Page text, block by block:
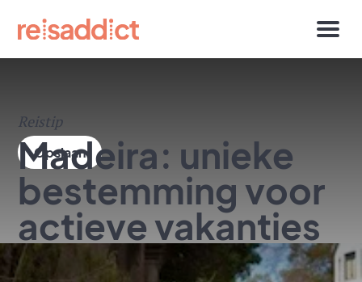
Reistip
Madeira: unieke
bestemming voor
actieve vakanties